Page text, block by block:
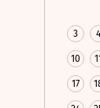
3 4
10 11
17